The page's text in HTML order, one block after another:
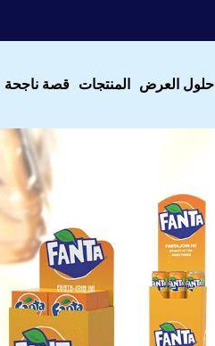
حلول العرض المنتجات قصة ناجحة